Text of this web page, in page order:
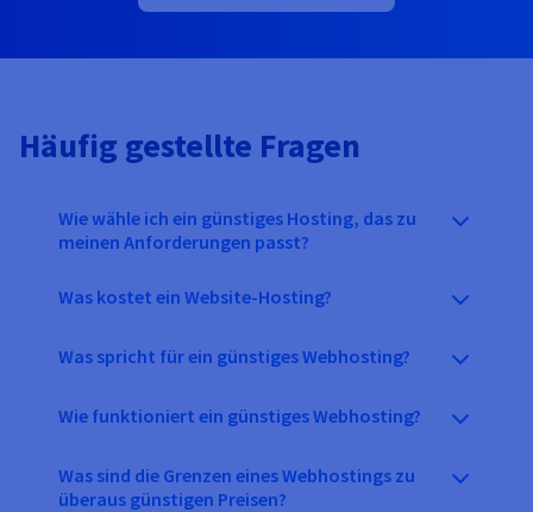
Häufig gestellte Fragen
Wie wähle ich ein günstiges Hosting, das zu
meinen Anforderungen passt?
Was kostet ein Website-Hosting?
Was spricht für ein günstiges Webhosting?
Wie funktioniert ein günstiges Webhosting?
Was sind die Grenzen eines Webhostings zu
überaus günstigen Preisen?